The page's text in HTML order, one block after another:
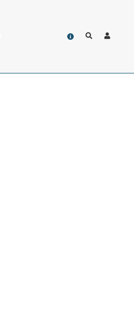
ContattiCerca